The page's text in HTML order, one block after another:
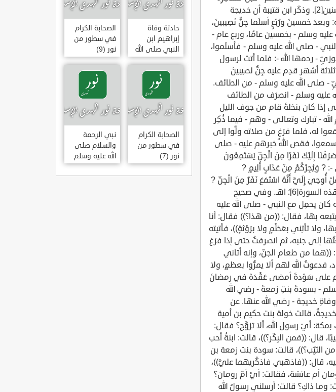
حادثة وفاة
إبراهيم ابن
النبي صلى الله
عليه وسلم
(وقفة تأملية)
الصحابة الكرام
في سطور من
نور (9)
الصحابة الكرام
في سطور من
نور (7)
نبي الرحمة
والسلام صلى
الله عليه وسلم